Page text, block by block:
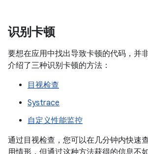
识别卡顿
要想在应用中找出导致卡顿的代码，并
介绍了三种识别卡顿的方法：
目视检查
Systrace
自定义性能监控
通过目视检查 ，您可以在几分钟内快速
用情形，但通过这种方法获得的信息不